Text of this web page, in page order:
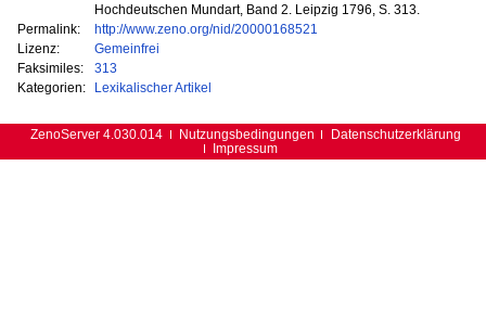
Hochdeutschen Mundart, Band 2. Leipzig 1796, S. 313.
Permalink:
http://www.zeno.org/nid/20000168521
Lizenz:
Gemeinfrei
Faksimiles:
313
Kategorien:
Lexikalischer Artikel
ZenoServer 4.030.014 Nutzungsbedingungen
Datenschutzerklärung
Impressum